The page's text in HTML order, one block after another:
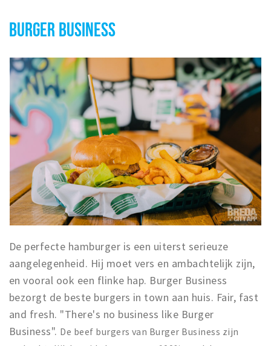
BURGER BUSINESS
De perfecte hamburger is een uiterst serieuze
aangelegenheid. Hij moet vers en ambachtelijk zijn,
en vooral ook een flinke hap. Burger Business
bezorgt de beste burgers in town aan huis. Fair, fast
and fresh. "There's no business like Burger
Business". De beef burgers van Burger Business zijn